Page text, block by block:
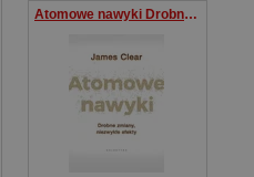
Atomowe nawyki Drobne zmiany, niezwykłe efekty